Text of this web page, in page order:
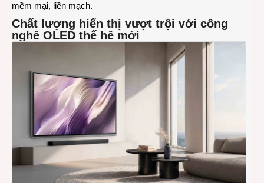
mềm mại, liền mạch.
Chất lượng hiển thị vượt trội với công
nghệ OLED thế hệ mới